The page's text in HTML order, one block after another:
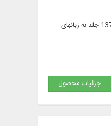
ارائه متن کامل 265 جلد كتاب در مورد نهج البلاغه، 27 ترجمه به زبان: فارسى، انگليسى و فرانسه، 7 شرح و ترجمه منظوم، 32 عنوان شرح و تعليقه در 137 جلد به زبان‏هاى
جزئیات محصول